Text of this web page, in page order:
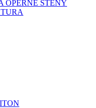
OPĚRNÉ STĚNY